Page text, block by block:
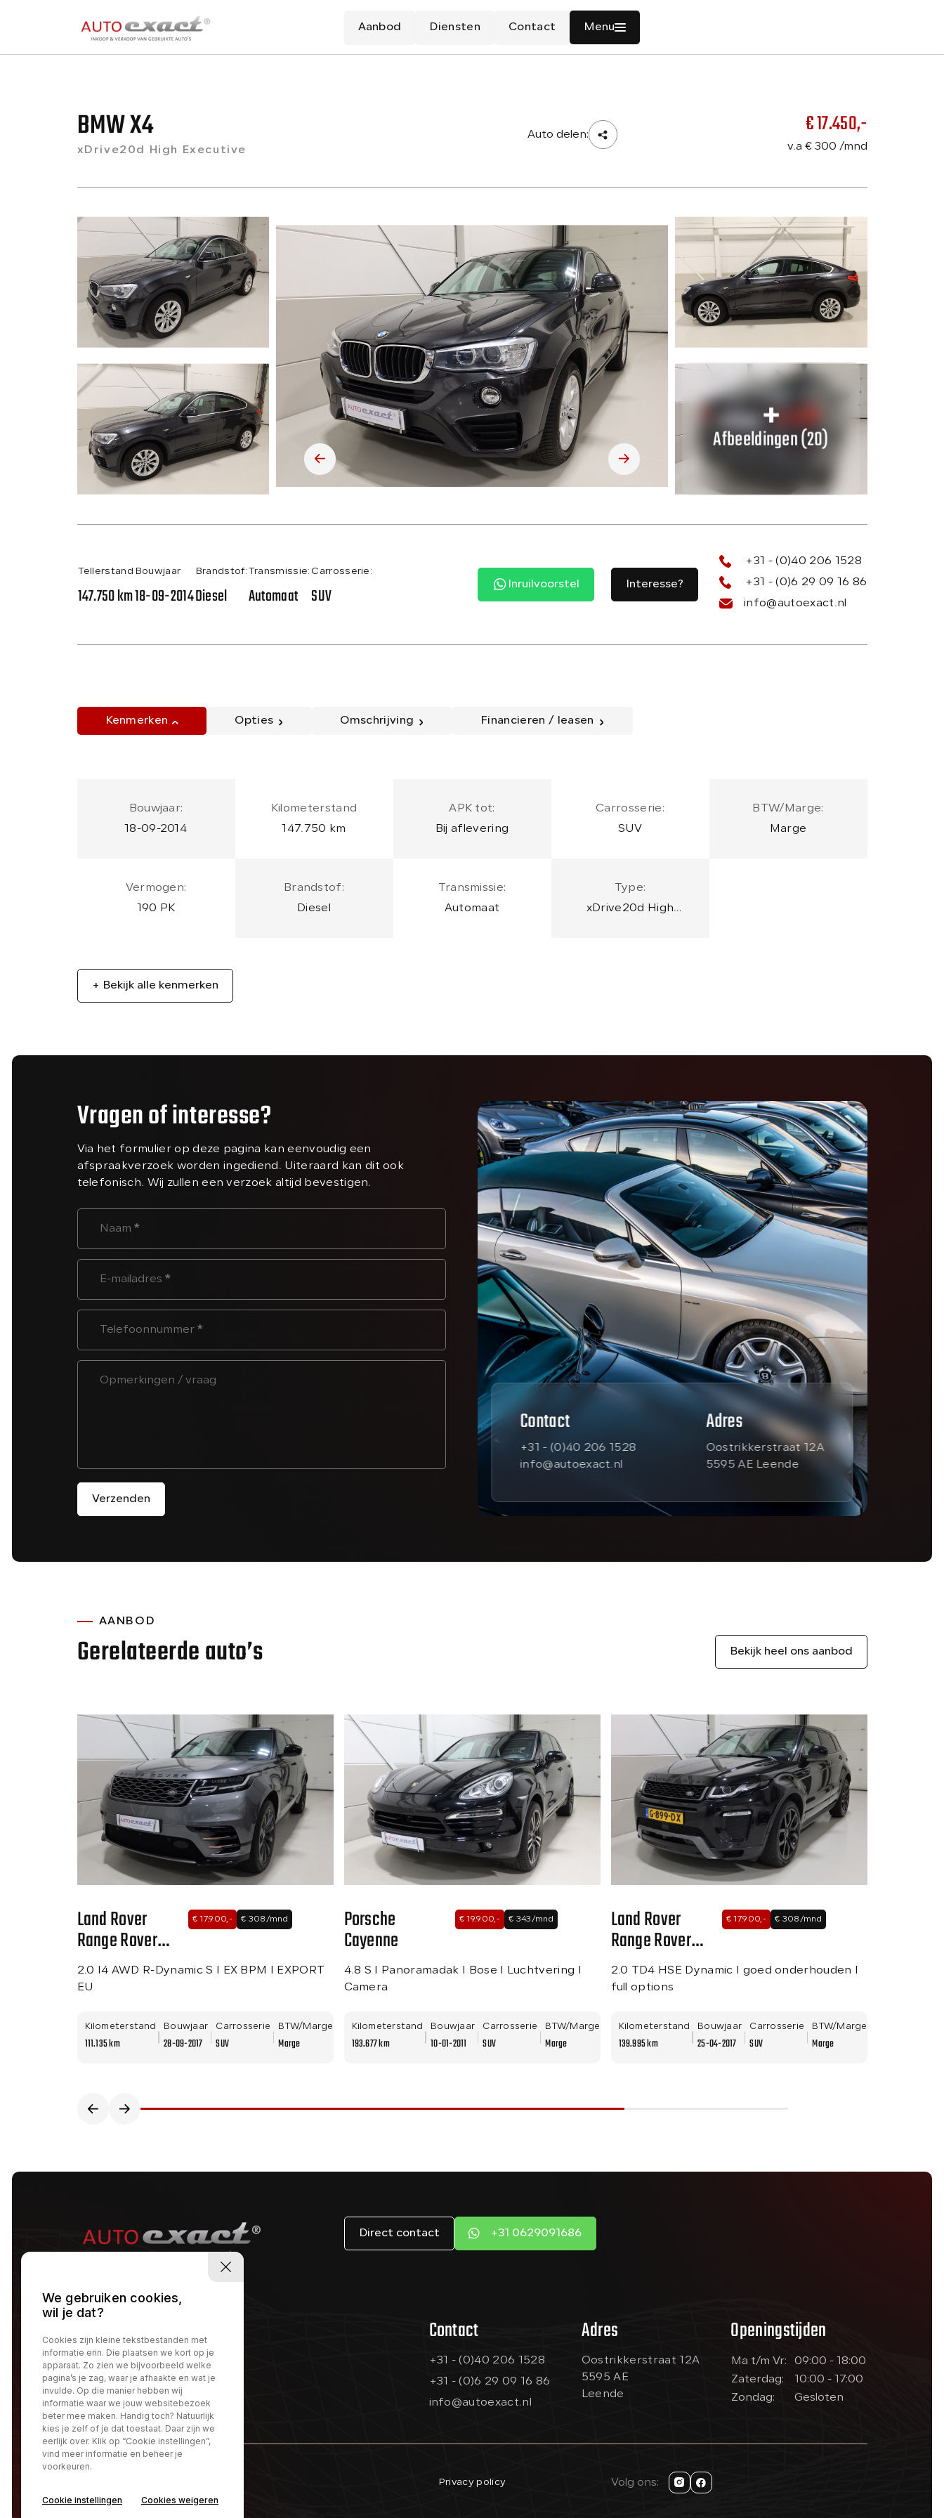
Aanbod Diensten Contact Menu
Diensten
Vacatures
Werkplaats
Verkocht
Over ons
Contact
BMW X4
xDrive20d High Executive
Auto delen: € 17.450,-
v.a € 300 /mnd
Afbeeldingen (20)
Tellerstand
147.750 km
Bouwjaar
18-09-2014
Brandstof:
Diesel
Transmissie:
Automaat
Carrosserie:
SUV
Inruilvoorstel Interesse?
+31 - (0)40 206 1528
+31 - (0)6 29 09 16 86
info@autoexact.nl
Kenmerken Opties Omschrijving Financieren / leasen
Bouwjaar:
18-09-2014
Kilometerstand
147.750 km
APK tot:
Bij aflevering
Carrosserie:
SUV
BTW/Marge:
Marge
Vermogen:
190 PK
Brandstof:
Diesel
Transmissie:
Automaat
Type:
xDrive20d High
+ Bekijk alle kenmerken
Vragen of interesse?
Via het formulier op deze pagina kan eenvoudig een
afspraakverzoek worden ingediend. Uiteraard kan dit ook
telefonisch. Wij zullen een verzoek altijd bevestigen.
Naam *
E-mailadres *
Telefoonnummer *
Opmerkingen / vraag
Verzenden
Contact
+31 - (0)40 206 1528
info@autoexact.nl
Adres
Oostrikkerstraat 12A
5595 AE Leende
AANBOD
Gerelateerde auto’s Bekijk heel ons aanbod
Land Rover
Range Rover
Velar
€ 17.900,- € 308/mnd
2.0 I4 AWD R-Dynamic S I EX BPM I EXPORT
EU
Kilometerstand
111.135 km
Bouwjaar
28-09-2017
Carrosserie
SUV
BTW/Marge
Marge
Porsche
Cayenne
€ 19.900,- € 343/mnd
4.8 S I Panoramadak I Bose I Luchtvering I
Camera
Kilometerstand
193.677 km
Bouwjaar
10-01-2011
Carrosserie
SUV
BTW/Marge
Marge
Land Rover
Range Rover
Evoque
€ 17.900,- € 308/mnd
2.0 TD4 HSE Dynamic I goed onderhouden I
full options
Kilometerstand
139.995 km
Bouwjaar
25-04-2017
Carrosserie
SUV
BTW/Marge
Marge
Direct contact +31 0629091686
Contact
+31 - (0)40 206 1528
+31 - (0)6 29 09 16 86
info@autoexact.nl
Adres
Oostrikkerstraat 12A
5595 AE
Leende
Openingstijden
Ma t/m Vr:
09:00 - 18:00
Zaterdag:
10:00 - 17:00
Zondag:
Gesloten
Privacy policy Volg ons:
We gebruiken cookies,
wil je dat?
Cookies zijn kleine tekstbestanden met
informatie erin. Die plaatsen we kort op je
apparaat. Zo zien we bijvoorbeeld welke
pagina’s je zag, waar je afhaakte en wat je
invulde. Op die manier hebben wij
informatie waar we jouw websitebezoek
beter mee maken. Handig toch? Natuurlijk
kies je zelf of je dat toestaat. Daar zijn we
eerlijk over. Klik op “Cookie instellingen”,
vind meer informatie en beheer je
voorkeuren.
Cookie instellingen Cookies weigeren